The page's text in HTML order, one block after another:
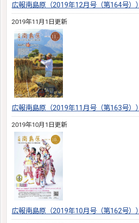
広報南島原（2019年12月号（第164号））
2019年11月1日更新
広報南島原（2019年11月号（第163号））
2019年10月1日更新
広報南島原（2019年10月号（第162号））